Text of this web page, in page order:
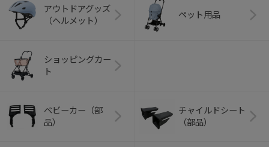
アウトドアグッズ
（ヘルメット）
ペット用品
ショッピングカー
ト
ベビーカー（部
品）
チャイルドシート
（部品）